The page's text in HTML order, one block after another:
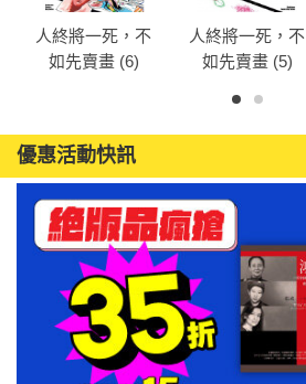
人終將一死，不
如先賣畫 (6)
人終將一死，不
如先賣畫 (5)
優惠活動快訊